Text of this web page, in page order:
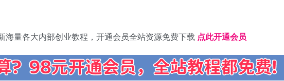
海量各大内部创业教程，开通会员全站资源免费下载 点此开通会员